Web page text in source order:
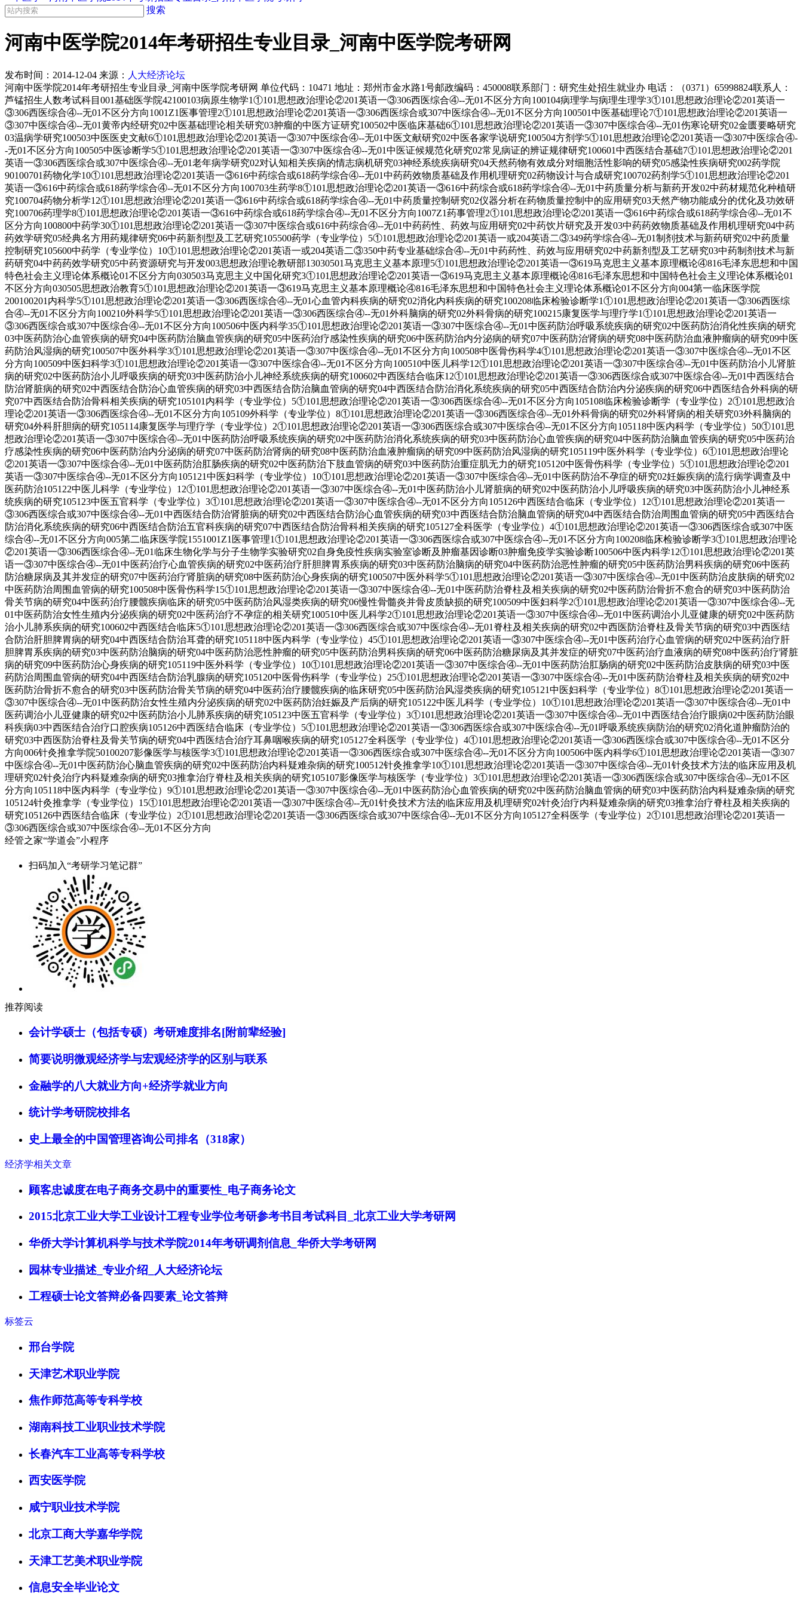
搜索
河南中医学院2014年考研招生专业目录_河南中医学院考研网
发布时间： 2014-12-04 来源： 人大经济论坛
河南中医学院2014年考研招生专业目录_河南中医学院考研网 单位代码：10471 地址：郑州市金水路1号邮政编码：450008联系部门：研究生处招生就业办 电话：（0371）65998824联系人：
芦锰招生人数考试科目001基础医学院42100103病原生物学1①101思想政治理论②201英语一③306西医综合④--无01不区分方向100104病理学与病理生理学3①101思想政治理论②201英语一
③306西医综合④--无01不区分方向1001Z1医事管理2①101思想政治理论②201英语一③306西医综合或307中医综合④--无01不区分方向100501中医基础理论7①101思想政治理论②201英语一
③307中医综合④--无01黄帝内经研究02中医基础理论相关研究03肿瘤的中医方证研究100502中医临床基础6①101思想政治理论②201英语一③307中医综合④--无01伤寒论研究02金匮要略研究
03温病学研究100503中医医史文献6①101思想政治理论②201英语一③307中医综合④--无01中医文献研究02中医各家学说研究100504方剂学5①101思想政治理论②201英语一③307中医综合④-
-无01不区分方向100505中医诊断学5①101思想政治理论②201英语一③307中医综合④--无01中医证候规范化研究02常见病证的辨证规律研究100601中西医结合基础7①101思想政治理论②201
英语一③306西医综合或307中医综合④--无01老年病学研究02对认知相关疾病的情志病机研究03神经系统疾病研究04天然药物有效成分对细胞活性影响的研究05感染性疾病研究002药学院
90100701药物化学10①101思想政治理论②201英语一③616中药综合或618药学综合④--无01中药药效物质基础及作用机理研究02药物设计与合成研究100702药剂学5①101思想政治理论②201
英语一③616中药综合或618药学综合④--无01不区分方向100703生药学8①101思想政治理论②201英语一③616中药综合或618药学综合④--无01中药质量分析与新药开发02中药材规范化种植研
究100704药物分析学12①101思想政治理论②201英语一③616中药综合或618药学综合④--无01中药质量控制研究02仪器分析在药物质量控制中的应用研究03天然产物功能成分的优化及功效研
究100706药理学8①101思想政治理论②201英语一③616中药综合或618药学综合④--无01不区分方向1007Z1药事管理2①101思想政治理论②201英语一③616中药综合或618药学综合④--无01不
区分方向100800中药学30①101思想政治理论②201英语一③307中医综合或616中药综合④--无01中药药性、药效与应用研究02中药饮片研究及开发03中药药效物质基础及作用机理研究04中药
药效学研究05经典名方用药规律研究06中药新剂型及工艺研究105500药学（专业学位）5①101思想政治理论②201英语一或204英语二③349药学综合④--无01制剂技术与新药研究02中药质量
控制研究105600中药学（专业学位）10①101思想政治理论②201英语一或204英语二③350中药专业基础综合④--无01中药药性、药效与应用研究02中药新剂型及工艺研究03中药制剂技术与新
药研究04中药药效学研究05中药资源研究与开发003思想政治理论教研部13030501马克思主义基本原理5①101思想政治理论②201英语一③619马克思主义基本原理概论④816毛泽东思想和中国
特色社会主义理论体系概论01不区分方向030503马克思主义中国化研究3①101思想政治理论②201英语一③619马克思主义基本原理概论④816毛泽东思想和中国特色社会主义理论体系概论01
不区分方向030505思想政治教育5①101思想政治理论②201英语一③619马克思主义基本原理概论④816毛泽东思想和中国特色社会主义理论体系概论01不区分方向004第一临床医学院
200100201内科学5①101思想政治理论②201英语一③306西医综合④--无01心血管内科疾病的研究02消化内科疾病的研究100208临床检验诊断学1①101思想政治理论②201英语一③306西医综
合④--无01不区分方向100210外科学5①101思想政治理论②201英语一③306西医综合④--无01外科脑病的研究02外科骨病的研究100215康复医学与理疗学1①101思想政治理论②201英语一
③306西医综合或307中医综合④--无01不区分方向100506中医内科学35①101思想政治理论②201英语一③307中医综合④--无01中医药防治呼吸系统疾病的研究02中医药防治消化性疾病的研究
03中医药防治心血管疾病的研究04中医药防治脑血管疾病的研究05中医药治疗感染性疾病的研究06中医药防治内分泌病的研究07中医药防治肾病的研究08中医药防治血液肿瘤病的研究09中医
药防治风湿病的研究100507中医外科学3①101思想政治理论②201英语一③307中医综合④--无01不区分方向100508中医骨伤科学4①101思想政治理论②201英语一③307中医综合④--无01不区
分方向100509中医妇科学3①101思想政治理论②201英语一③307中医综合④--无01不区分方向100510中医儿科学12①101思想政治理论②201英语一③307中医综合④--无01中医药防治小儿肾脏
病的研究02中医药防治小儿呼吸疾病的研究03中医药防治小儿神经系统疾病的研究100602中西医结合临床12①101思想政治理论②201英语一③306西医综合或307中医综合④--无01中西医结合
防治肾脏病的研究02中西医结合防治心血管疾病的研究03中西医结合防治脑血管病的研究04中西医结合防治消化系统疾病的研究05中西医结合防治内分泌疾病的研究06中西医结合外科病的研
究07中西医结合防治骨科相关疾病的研究105101内科学（专业学位）5①101思想政治理论②201英语一③306西医综合④--无01不区分方向105108临床检验诊断学（专业学位）2①101思想政治
理论②201英语一③306西医综合④--无01不区分方向105109外科学（专业学位）8①101思想政治理论②201英语一③306西医综合④--无01外科骨病的研究02外科肾病的相关研究03外科脑病的
研究04外科肝胆病的研究105114康复医学与理疗学（专业学位）2①101思想政治理论②201英语一③306西医综合或307中医综合④--无01不区分方向105118中医内科学（专业学位）50①101思
想政治理论②201英语一③307中医综合④--无01中医药防治呼吸系统疾病的研究02中医药防治消化系统疾病的研究03中医药防治心血管疾病的研究04中医药防治脑血管疾病的研究05中医药治
疗感染性疾病的研究06中医药防治内分泌病的研究07中医药防治肾病的研究08中医药防治血液肿瘤病的研究09中医药防治风湿病的研究105119中医外科学（专业学位）6①101思想政治理论
②201英语一③307中医综合④--无01中医药防治肛肠疾病的研究02中医药防治下肢血管病的研究03中医药防治重症肌无力的研究105120中医骨伤科学（专业学位）5①101思想政治理论②201
英语一③307中医综合④--无01不区分方向105121中医妇科学（专业学位）10①101思想政治理论②201英语一③307中医综合④--无01中医药防治不孕症的研究02妊娠疾病的流行病学调查及中
医药防治105122中医儿科学（专业学位）12①101思想政治理论②201英语一③307中医综合④--无01中医药防治小儿肾脏病的研究02中医药防治小儿呼吸疾病的研究03中医药防治小儿神经系
统疾病的研究105123中医五官科学（专业学位）3①101思想政治理论②201英语一③307中医综合④--无01不区分方向105126中西医结合临床（专业学位）12①101思想政治理论②201英语一
③306西医综合或307中医综合④--无01中西医结合防治肾脏病的研究02中西医结合防治心血管疾病的研究03中西医结合防治脑血管病的研究04中西医结合防治周围血管病的研究05中西医结合
防治消化系统疾病的研究06中西医结合防治五官科疾病的研究07中西医结合防治骨科相关疾病的研究105127全科医学（专业学位）4①101思想政治理论②201英语一③306西医综合或307中医
综合④--无01不区分方向005第二临床医学院1551001Z1医事管理1①101思想政治理论②201英语一③306西医综合或307中医综合④--无01不区分方向100208临床检验诊断学3①101思想政治理论
②201英语一③306西医综合④--无01临床生物化学与分子生物学实验研究02自身免疫性疾病实验室诊断及肿瘤基因诊断03肿瘤免疫学实验诊断100506中医内科学12①101思想政治理论②201英
语一③307中医综合④--无01中医药治疗心血管疾病的研究02中医药治疗肝胆脾胃系疾病的研究03中医药防治脑病的研究04中医药防治恶性肿瘤的研究05中医药防治男科疾病的研究06中医药
防治糖尿病及其并发症的研究07中医药治疗肾脏病的研究08中医药防治心身疾病的研究100507中医外科学5①101思想政治理论②201英语一③307中医综合④--无01中医药防治皮肤病的研究02
中医药防治周围血管病的研究100508中医骨伤科学15①101思想政治理论②201英语一③307中医综合④--无01中医药防治脊柱及相关疾病的研究02中医药防治骨折不愈合的研究03中医药防治
骨关节病的研究04中医药治疗腰髋疾病临床的研究05中医药防治风湿类疾病的研究06慢性骨髓炎并骨皮质缺损的研究100509中医妇科学2①101思想政治理论②201英语一③307中医综合④--无
01中医药防治女性生殖内分泌疾病的研究02中医药治疗不孕症的相关研究100510中医儿科学2①101思想政治理论②201英语一③307中医综合④--无01中医药调治小儿亚健康的研究02中医药防
治小儿肺系疾病的研究100602中西医结合临床5①101思想政治理论②201英语一③306西医综合或307中医综合④--无01脊柱及相关疾病的研究02中西医防治脊柱及骨关节病的研究03中西医结
合防治肝胆脾胃病的研究04中西医结合防治耳聋的研究105118中医内科学（专业学位）45①101思想政治理论②201英语一③307中医综合④--无01中医药治疗心血管病的研究02中医药治疗肝
胆脾胃系疾病的研究03中医药防治脑病的研究04中医药防治恶性肿瘤的研究05中医药防治男科疾病的研究06中医药防治糖尿病及其并发症的研究07中医药治疗血液病的研究08中医药治疗肾脏
病的研究09中医药防治心身疾病的研究105119中医外科学（专业学位）10①101思想政治理论②201英语一③307中医综合④--无01中医药防治肛肠病的研究02中医药防治皮肤病的研究03中医
药防治周围血管病的研究04中西医结合防治乳腺病的研究105120中医骨伤科学（专业学位）25①101思想政治理论②201英语一③307中医综合④--无01中医药防治脊柱及相关疾病的研究02中
医药防治骨折不愈合的研究03中医药防治骨关节病的研究04中医药治疗腰髋疾病的临床研究05中医药防治风湿类疾病的研究105121中医妇科学（专业学位）8①101思想政治理论②201英语一
③307中医综合④--无01中医药防治女性生殖内分泌疾病的研究02中医药防治妊娠及产后病的研究105122中医儿科学（专业学位）10①101思想政治理论②201英语一③307中医综合④--无01中
医药调治小儿亚健康的研究02中医药防治小儿肺系疾病的研究105123中医五官科学（专业学位）3①101思想政治理论②201英语一③307中医综合④--无01中西医结合治疗眼病02中医药防治眼
科疾病03中西医结合治疗口腔疾病105126中西医结合临床（专业学位）5①101思想政治理论②201英语一③306西医综合或307中医综合④--无01呼吸系统疾病防治的研究02消化道肿瘤防治的
研究03中西医防治脊柱及骨关节病的研究04中西医结合治疗耳鼻咽喉疾病的研究105127全科医学（专业学位）4①101思想政治理论②201英语一③306西医综合或307中医综合④--无01不区分
方向006针灸推拿学院50100207影像医学与核医学3①101思想政治理论②201英语一③306西医综合或307中医综合④--无01不区分方向100506中医内科学6①101思想政治理论②201英语一③307
中医综合④--无01中医药防治心脑血管疾病的研究02中医药防治内科疑难杂病的研究100512针灸推拿学10①101思想政治理论②201英语一③307中医综合④--无01针灸技术方法的临床应用及机
理研究02针灸治疗内科疑难杂病的研究03推拿治疗脊柱及相关疾病的研究105107影像医学与核医学（专业学位）3①101思想政治理论②201英语一③306西医综合或307中医综合④--无01不区
分方向105118中医内科学（专业学位）9①101思想政治理论②201英语一③307中医综合④--无01中医药防治心血管疾病的研究02中医药防治脑血管病的研究03中医药防治内科疑难杂病的研究
105124针灸推拿学（专业学位）15①101思想政治理论②201英语一③307中医综合④--无01针灸技术方法的临床应用及机理研究02针灸治疗内科疑难杂病的研究03推拿治疗脊柱及相关疾病的
研究105126中西医结合临床（专业学位）2①101思想政治理论②201英语一③306西医综合或307中医综合④--无01不区分方向105127全科医学（专业学位）2①101思想政治理论②201英语一
③306西医综合或307中医综合④--无01不区分方向
经管之家“学道会”小程序
扫码加入“考研学习笔记群”
推荐阅读
会计学硕士（包括专硕）考研难度排名[附前辈经验]
简要说明微观经济学与宏观经济学的区别与联系
金融学的八大就业方向+经济学就业方向
统计学考研院校排名
史上最全的中国管理咨询公司排名（318家）
经济学相关文章
顾客忠诚度在电子商务交易中的重要性_电子商务论文
2015北京工业大学工业设计工程专业学位考研参考书目考试科目_北京工业大学考研网
华侨大学计算机科学与技术学院2014年考研调剂信息_华侨大学考研网
园林专业描述_专业介绍_人大经济论坛
工程硕士论文答辩必备四要素_论文答辩
标签云
邢台学院
天津艺术职业学院
焦作师范高等专科学校
湖南科技工业职业技术学院
长春汽车工业高等专科学校
西安医学院
咸宁职业技术学院
北京工商大学嘉华学院
天津工艺美术职业学院
信息安全毕业论文
加入经管之家，拥有更多权限。
确定 取消